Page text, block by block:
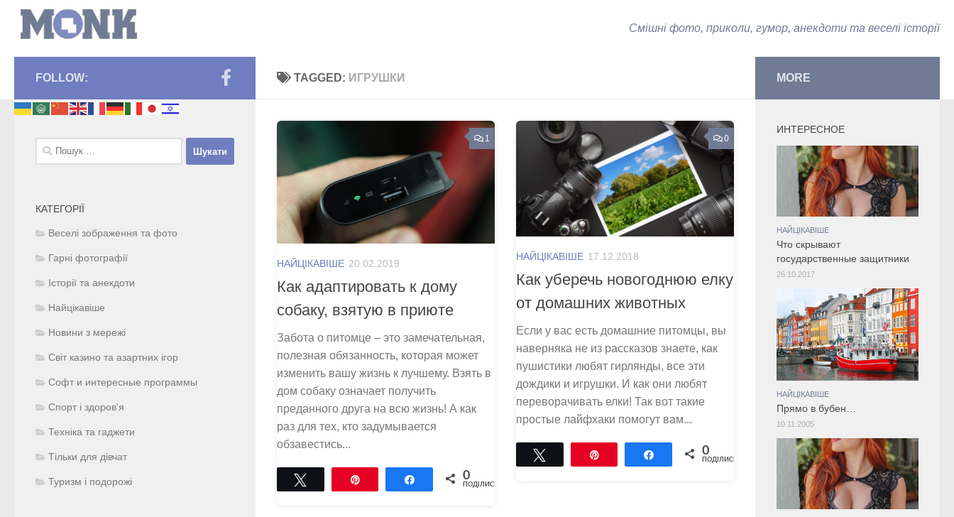
Смішні фото, приколи, гумор, анекдоти та веселі історії
TAGGED: ИГРУШКИ
1
НАЙЦІКАВІШЕ 20.02.2019
Как адаптировать к дому
собаку, взятую в приюте
Забота о питомце – это замечательная,
полезная обязанность, которая может
изменить вашу жизнь к лучшему. Взять в
дом собаку означает получить
преданного друга на всю жизнь! А как
раз для тех, кто задумывается
обзавестись...
Tвітнути Поділитися
0
ПОДІЛИСЬ
0
НАЙЦІКАВІШЕ 17.12.2018
Как уберечь новогоднюю елку
от домашних животных
Если у вас есть домашние питомцы, вы
наверняка не из рассказов знаете, как
пушистики любят гирлянды, все эти
дождики и игрушки. И как они любят
переворачивать елки! Так вот такие
простые лайфхаки помогут вам...
Tвітнути Поділитися
0
ПОДІЛИСЬ
FOLLOW:
Пошук:
КАТЕГОРІЇ
Веселі зображення та фото
Гарні фотографії
Історії та анекдоти
Найцікавіше
Новини з мережі
Світ казино та азартних ігор
Софт и интересные программы
Спорт і здоров'я
Техніка та гаджети
Тільки для дівчат
Туризм і подорожі
MORE
ИНТЕРЕСНОЕ
НАЙЦІКАВІШЕ
Что скрывают
государственные защитники
26.10.2017
НАЙЦІКАВІШЕ
Прямо в бубен…
10.11.2005